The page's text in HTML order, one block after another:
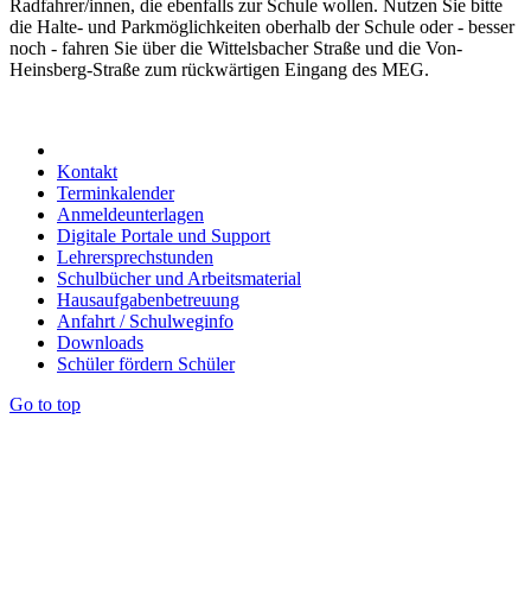
Radfahrer/innen, die ebenfalls zur Schule wollen. Nutzen Sie bitte
die Halte- und Parkmöglichkeiten oberhalb der Schule oder - besser
noch - fahren Sie über die Wittelsbacher Straße und die Von-
Heinsberg-Straße zum rückwärtigen Eingang des MEG.
Kontakt
Terminkalender
Anmeldeunterlagen
Digitale Portale und Support
Lehrersprechstunden
Schulbücher und Arbeitsmaterial
Hausaufgabenbetreuung
Anfahrt / Schulweginfo
Downloads
Schüler fördern Schüler
Go to top